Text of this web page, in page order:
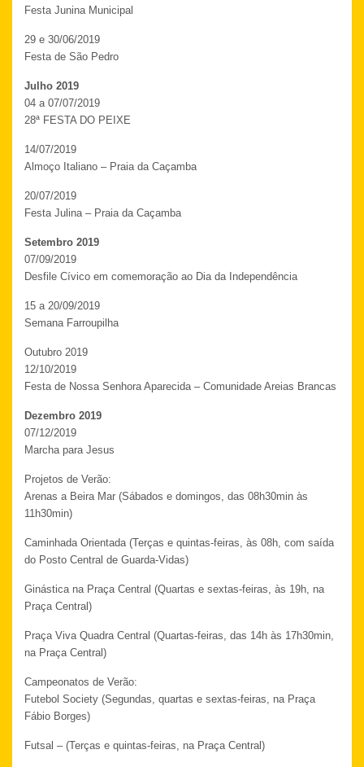
Festa Junina Municipal
29 e 30/06/2019
Festa de São Pedro
Julho 2019
04 a 07/07/2019
28ª FESTA DO PEIXE
14/07/2019
Almoço Italiano – Praia da Caçamba
20/07/2019
Festa Julina – Praia da Caçamba
Setembro 2019
07/09/2019
Desfile Cívico em comemoração ao Dia da Independência
15 a 20/09/2019
Semana Farroupilha
Outubro 2019
12/10/2019
Festa de Nossa Senhora Aparecida – Comunidade Areias Brancas
Dezembro 2019
07/12/2019
Marcha para Jesus
Projetos de Verão:
Arenas a Beira Mar (Sábados e domingos, das 08h30min às
11h30min)
Caminhada Orientada (Terças e quintas-feiras, às 08h, com saída
do Posto Central de Guarda-Vidas)
Ginástica na Praça Central (Quartas e sextas-feiras, às 19h, na
Praça Central)
Praça Viva Quadra Central (Quartas-feiras, das 14h às 17h30min,
na Praça Central)
Campeonatos de Verão:
Futebol Society (Segundas, quartas e sextas-feiras, na Praça
Fábio Borges)
Futsal – (Terças e quintas-feiras, na Praça Central)